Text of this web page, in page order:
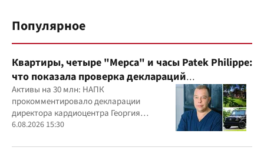
Популярное
Квартиры, четыре "Мерса" и часы Patek Philippe:
что показала проверка деклараций
руководителя детского кардиоцентра
Маньковского и что говорит НАПК?
Активы на 30 млн: НАПК
прокомментировало декларации
директора кардиоцентра Георгия
Маньковского
6.08.2026 15:30